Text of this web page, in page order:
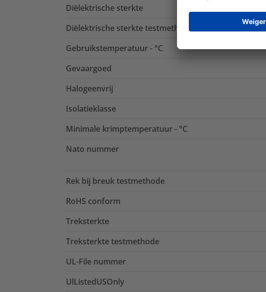
Diëlektrische sterkte
Diëlektrische sterkte testmethode
Gebruikstemperatuur - °C
Gevaargoed
Halogeenvrij
Isolatieklasse
Minimale krimptemperatuur - °C
Nato nummer
Rek bij breuk testmethode
RoHS conform
Treksterkte
Treksterkte testmethode
UL-File nummer
UlListedUSOnly